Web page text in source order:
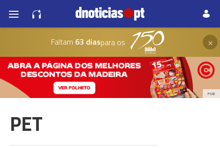
Faltam 63 diaspara os ×
PUB
PET